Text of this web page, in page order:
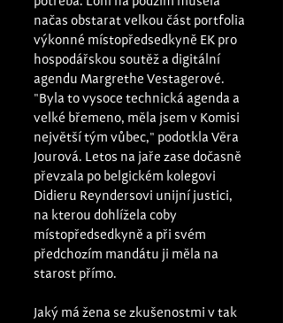
načas obstarat velkou část portfolia
výkonné místopředsedkyně EK pro
hospodářskou soutěž a digitální
agendu Margrethe Vestagerové.
"Byla to vysoce technická agenda a
velké břemeno, měla jsem v Komisi
největší tým vůbec," podotkla Věra
Jourová. Letos na jaře zase dočasně
převzala po belgickém kolegovi
Didieru Reyndersovi unijní justici,
na kterou dohlížela coby
místopředsedkyně a při svém
předchozím mandátu ji měla na
starost přímo.
Jaký má žena se zkušenostmi v tak